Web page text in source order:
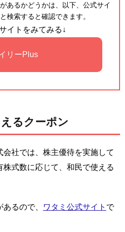
あるかどうかは、以下、公式サイ
検索すると確認できます。
イトをみてみる↓
リーPlus
るクーポン
社では、株主優待を実施して
式数に応じて、和民で使える
るので、 ワタミ公式サイト で